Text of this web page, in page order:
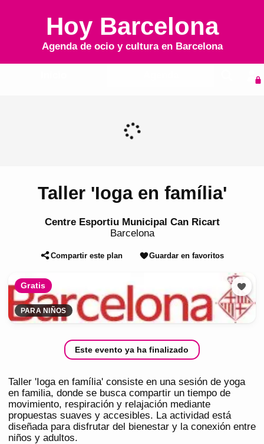
Hoy Barcelona
Agenda de ocio y cultura en Barcelona
Taller 'Ioga en família'
Centre Esportiu Municipal Can Ricart
Barcelona
Compartir este plan Guardar en favoritos
Gratis
PARA NIÑOS
Este evento ya ha finalizado
Taller 'Ioga en família' consiste en una sesión de yoga
en familia, donde se busca compartir un tiempo de
movimiento, respiración y relajación mediante
propuestas suaves y accesibles. La actividad está
diseñada para disfrutar del bienestar y la conexión entre
niños y adultos.